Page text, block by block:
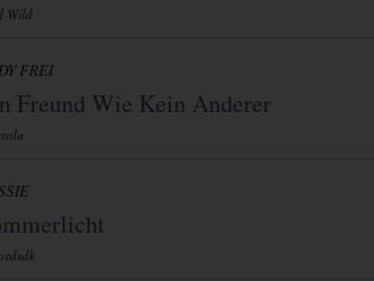
Wild
FREI
Freund Wie Kein Anderer